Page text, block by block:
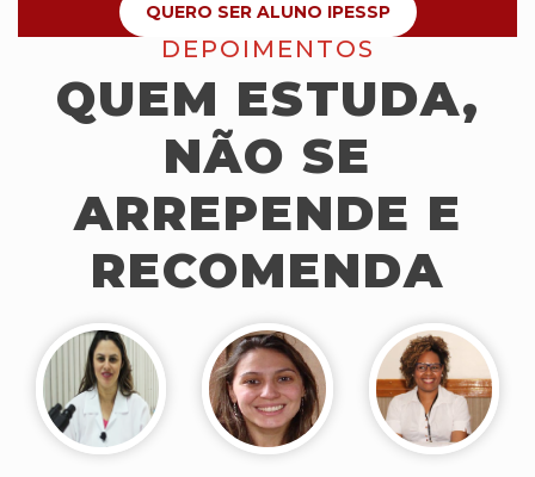
QUERO SER ALUNO IPESSP
DEPOIMENTOS
QUEM ESTUDA,
NÃO SE
ARREPENDE E
RECOMENDA